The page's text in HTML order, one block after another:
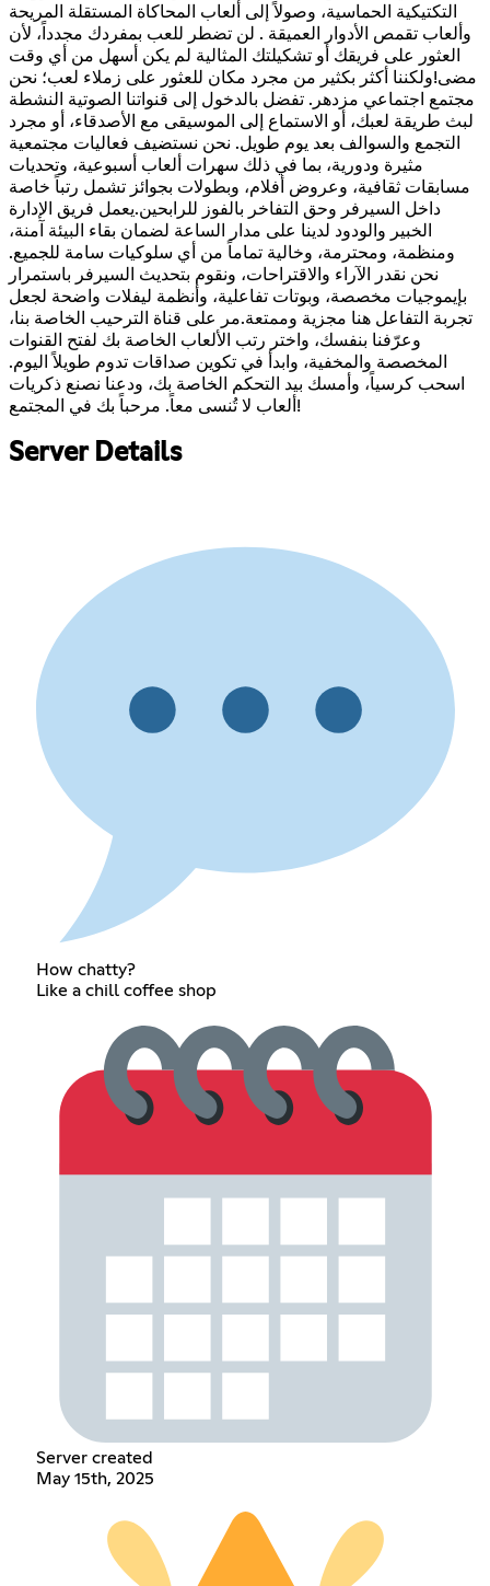
التكتيكية الحماسية، وصولاً إلى ألعاب المحاكاة المستقلة المريحة
وألعاب تقمص الأدوار العميقة . لن تضطر للعب بمفردك مجدداً، لأن
العثور على فريقك أو تشكيلتك المثالية لم يكن أسهل من أي وقت
مضى!ولكننا أكثر بكثير من مجرد مكان للعثور على زملاء لعب؛ نحن
مجتمع اجتماعي مزدهر. تفضل بالدخول إلى قنواتنا الصوتية النشطة
لبث طريقة لعبك، أو الاستماع إلى الموسيقى مع الأصدقاء، أو مجرد
التجمع والسوالف بعد يوم طويل. نحن نستضيف فعاليات مجتمعية
مثيرة ودورية، بما في ذلك سهرات ألعاب أسبوعية، وتحديات
مسابقات ثقافية، وعروض أفلام، وبطولات بجوائز تشمل رتباً خاصة
داخل السيرفر وحق التفاخر بالفوز للرابحين.يعمل فريق الإدارة
الخبير والودود لدينا على مدار الساعة لضمان بقاء البيئة آمنة،
ومنظمة، ومحترمة، وخالية تماماً من أي سلوكيات سامة للجميع.
نحن نقدر الآراء والاقتراحات، ونقوم بتحديث السيرفر باستمرار
بإيموجيات مخصصة، وبوتات تفاعلية، وأنظمة ليفلات واضحة لجعل
تجربة التفاعل هنا مجزية وممتعة.مر على قناة الترحيب الخاصة بنا،
وعرّفنا بنفسك، واختر رتب الألعاب الخاصة بك لفتح القنوات
المخصصة والمخفية، وابدأ في تكوين صداقات تدوم طويلاً اليوم.
اسحب كرسياً، وأمسك بيد التحكم الخاصة بك، ودعنا نصنع ذكريات
ألعاب لا تُنسى معاً. مرحباً بك في المجتمع!
Server Details
How chatty?
Like a chill coffee shop
Server created
May 15th, 2025